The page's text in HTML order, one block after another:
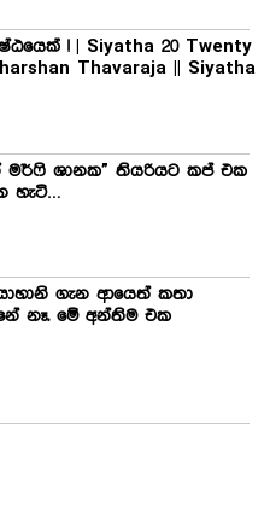
! | Siyatha 20 Twenty
Thavaraja || Siyatha
මර්ෆි ශානක” තියරියට කප් එක
හැටි…
ගැන ආයෙත් කතා
නෑ. මේ අන්තිම එක